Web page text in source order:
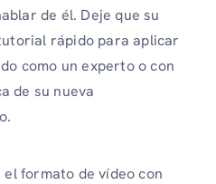
de él. Deje que su
rápido para aplicar
como un experto o con
de su nueva
formato de vídeo con